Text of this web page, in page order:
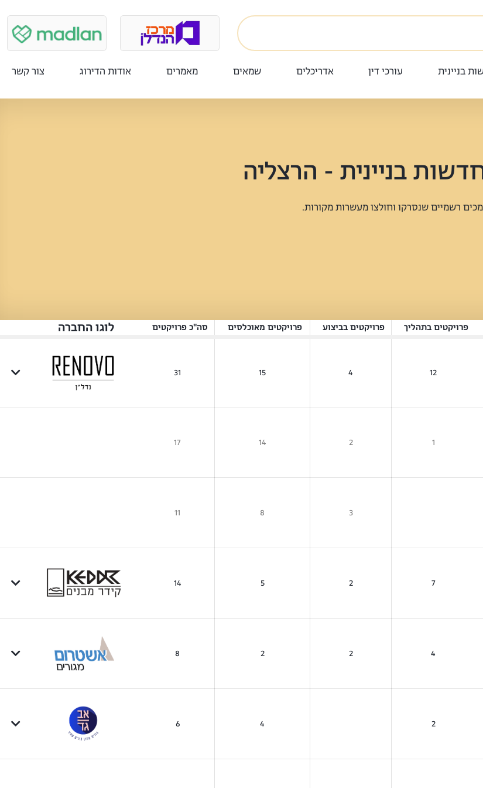
בניינית עורכי דין אדריכלים שמאים מאמרים אודות הדירוג צור קשר
בניינית - הרצליה
פרויקטים בתהליך פרויקטים בביצוע פרויקטים מאוכלסים סה"כ פרויקטים לוגו החברה
12
4
15
31
1
2
14
17
3
8
11
7
2
5
14
4
2
2
8
2
4
6